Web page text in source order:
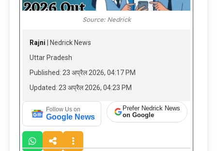
Source: Nedrick
Rajni | Nedrick News
Uttar Pradesh
Published: 23 अप्रैल 2026, 04:17 PM
Updated: 23 अप्रैल 2026, 04:23 PM
Follow Us on
Google News
Prefer Nedrick News
on Google